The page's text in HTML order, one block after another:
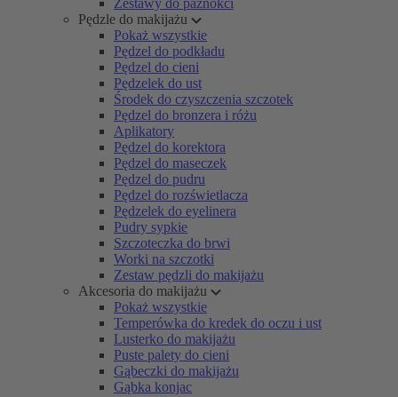
Zestawy do paznokci
Pędzle do makijażu
Pokaż wszystkie
Pędzel do podkładu
Pędzel do cieni
Pędzelek do ust
Środek do czyszczenia szczotek
Pędzel do bronzera i różu
Aplikatory
Pędzel do korektora
Pędzel do maseczek
Pędzel do pudru
Pędzel do rozświetlacza
Pędzelek do eyelinera
Pudry sypkie
Szczoteczka do brwi
Worki na szczotki
Zestaw pędzli do makijażu
Akcesoria do makijażu
Pokaż wszystkie
Temperówka do kredek do oczu i ust
Lusterko do makijażu
Puste palety do cieni
Gąbeczki do makijażu
Gąbka konjac